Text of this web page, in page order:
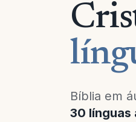
Bíblia em
30 línguas